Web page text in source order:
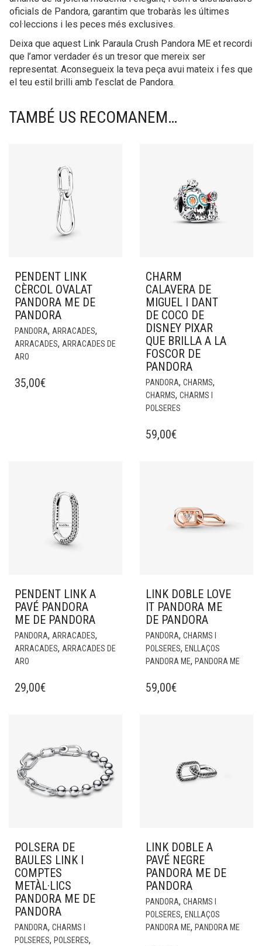
oficials de Pandora, garantim que trobaràs les últimes
col·leccions i les peces més exclusives.
Deixa que aquest Link Paraula Crush Pandora ME et recordi
que l’amor verdader és un tresor que mereix ser
representat. Aconsegueix la teva peça avui mateix i fes que
el teu estil brilli amb l’esclat de Pandora.
TAMBÉ US RECOMANEM…
PENDENT LINK
CÈRCOL OVALAT
PANDORA ME DE
PANDORA
PANDORA, ARRACADES,
ARRACADES, ARRACADES DE
ARO
35,00€
CHARM
CALAVERA DE
MIGUEL I DANT
DE COCO DE
DISNEY PIXAR
QUE BRILLA A LA
FOSCOR DE
PANDORA
PANDORA, CHARMS,
CHARMS, CHARMS I
POLSERES
59,00€
PENDENT LINK A
PAVÉ PANDORA
ME DE PANDORA
PANDORA, ARRACADES,
ARRACADES, ARRACADES DE
ARO
29,00€
LINK DOBLE LOVE
IT PANDORA ME
DE PANDORA
PANDORA, CHARMS I
POLSERES, ENLLAÇOS
PANDORA ME, PANDORA ME
59,00€
POLSERA DE
BAULES LINK I
COMPTES
METÀL·LICS
PANDORA ME DE
PANDORA
PANDORA, CHARMS I
POLSERES, POLSERES,
LINK DOBLE A
PAVÉ NEGRE
PANDORA ME DE
PANDORA
PANDORA, CHARMS I
POLSERES, ENLLAÇOS
PANDORA ME, PANDORA ME